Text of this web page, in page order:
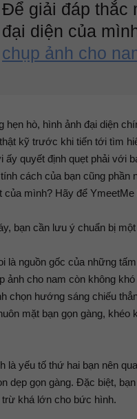
Để giải đáp thắc
đại diện của
chụp ảnh cho
hẹn hò, hình ảnh đại diện
kỹ trước khi tiến tới tìm
ấy quyết định quẹt phải với
cách của bạn cũng
của mình? Hãy để
bạn cần lưu ý chuẩn bị
là nguồn gốc của những
ảnh cho nam còn không
chọn hướng sáng chiếu
mặt bạn gọn gàng, khéo
là yếu tố thứ hai bạn nên
dẹp gọn gàng. Đặc biệt,
khá lớn cho bức hình.